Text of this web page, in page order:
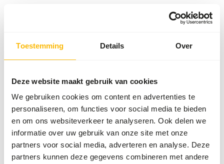
Toestemming Details Over
Deze website maakt gebruik van cookies
We gebruiken cookies om content en advertenties te
personaliseren, om functies voor social media te bieden
en om ons websiteverkeer te analyseren. Ook delen we
informatie over uw gebruik van onze site met onze
partners voor social media, adverteren en analyse. Deze
partners kunnen deze gegevens combineren met andere
Something went wrong!